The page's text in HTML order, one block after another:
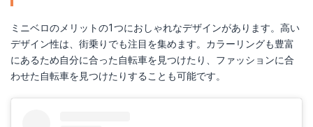
ミニベロのメリットの1つにおしゃれなデザインがあります。高い
デザイン性は、街乗りでも注目を集めます。カラーリングも豊富
にあるため自分に合った自転車を見つけたり、ファッションに合
わせた自転車を見つけたりすることも可能です。